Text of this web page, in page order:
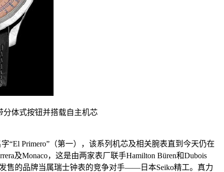
分体式按钮并搭载自主机芯
“El Primero”（第一），该系列机芯及相关腕表直到今天仍在
及Monaco，这是由两家表厂联手Hamilton Büren和Dubois
售的品牌当属瑞士钟表的竞争对手——日本Seiko精工。真力